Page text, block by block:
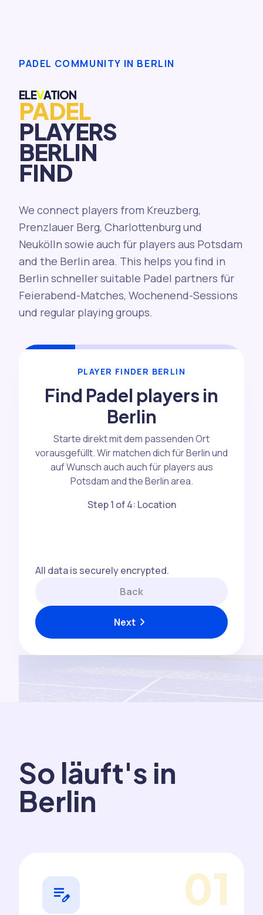
PADEL COMMUNITY IN BERLIN
ELEVATION
PADEL
PLAYERS
BERLIN
FIND
We connect players from Kreuzberg,
Prenzlauer Berg, Charlottenburg und
Neukölln sowie auch für players aus Potsdam
and the Berlin area. This helps you find in
Berlin schneller suitable Padel partners für
Feierabend-Matches, Wochenend-Sessions
und regular playing groups.
PLAYER FINDER BERLIN
Find Padel players in
Berlin
Starte direkt mit dem passenden Ort
vorausgefüllt. Wir matchen dich für Berlin und
auf Wunsch auch auch für players aus
Potsdam and the Berlin area.
Step 1 of 4: Location
All data is securely encrypted.
Back
Nextchevron_right
So läuft's in
Berlin
01
edit_note